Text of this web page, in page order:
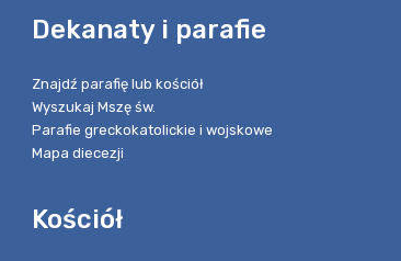
Dekanaty i parafie
Znajdź parafię lub kościół
Wyszukaj Mszę św.
Parafie greckokatolickie i wojskowe
Mapa diecezji
Kościół